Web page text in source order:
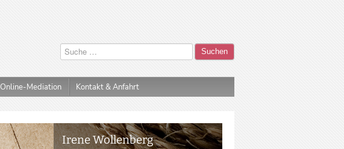
Suchen
Online-Mediation Kontakt & Anfahrt
Irene Wollenberg